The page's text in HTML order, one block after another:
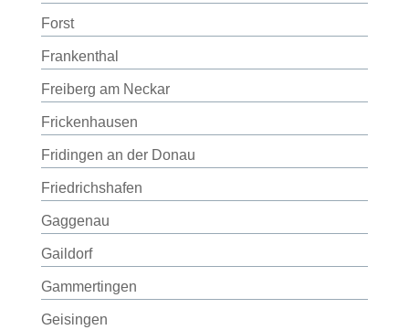
Forst
Frankenthal
Freiberg am Neckar
Frickenhausen
Fridingen an der Donau
Friedrichshafen
Gaggenau
Gaildorf
Gammertingen
Geisingen